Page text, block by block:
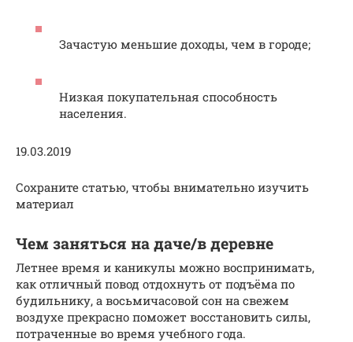
Зачастую меньшие доходы, чем в городе;
Низкая покупательная способность
населения.
19.03.2019
Сохраните статью, чтобы внимательно изучить
материал
Чем заняться на даче/в деревне
Летнее время и каникулы можно воспринимать,
как отличный повод отдохнуть от подъёма по
будильнику, а восьмичасовой сон на свежем
воздухе прекрасно поможет восстановить силы,
потраченные во время учебного года.